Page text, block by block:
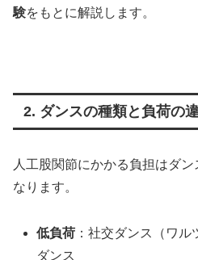
験をもとに解説します。
2. ダンスの種類と負荷の
人工股関節にかかる負担はダ
なります。
低負荷 ：社交ダンス（ワ
ダンス